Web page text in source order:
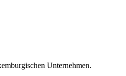
Unternehmen.